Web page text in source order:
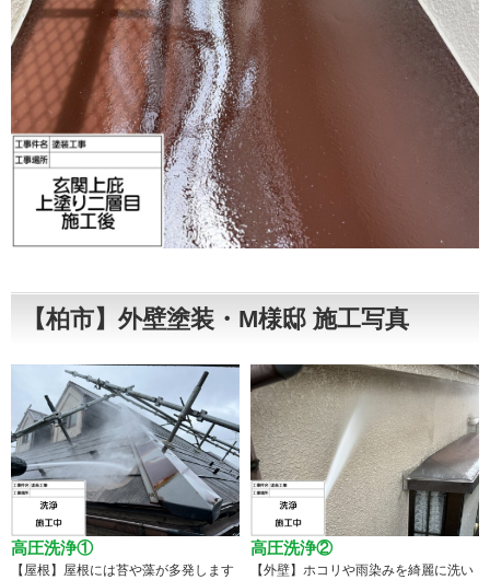
【柏市】外壁塗装・М様邸 施工写真
高圧洗浄①
【屋根】屋根には苔や藻が多発します
高圧洗浄②
【外壁】ホコリや雨染みを綺麗に洗い